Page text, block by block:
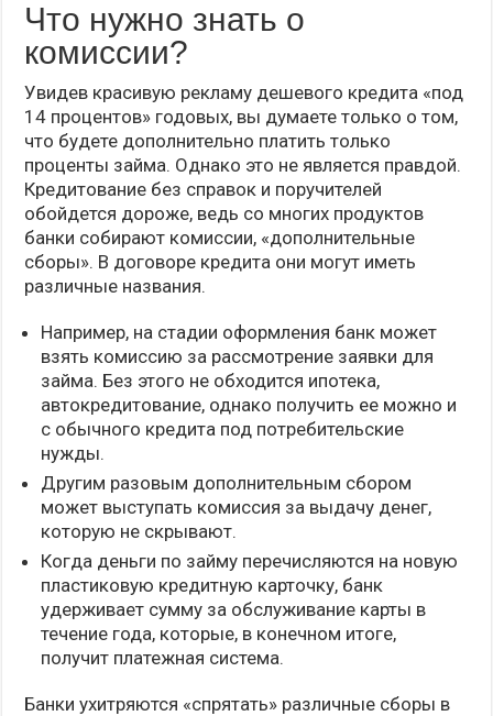
Что нужно знать о
комиссии?
Увидев красивую рекламу дешевого кредита «под
14 процентов» годовых, вы думаете только о том,
что будете дополнительно платить только
проценты займа. Однако это не является правдой.
Кредитование без справок и поручителей
обойдется дороже, ведь со многих продуктов
банки собирают комиссии, «дополнительные
сборы». В договоре кредита они могут иметь
различные названия.
Например, на стадии оформления банк может
взять комиссию за рассмотрение заявки для
займа. Без этого не обходится ипотека,
автокредитование, однако получить ее можно и
с обычного кредита под потребительские
нужды.
Другим разовым дополнительным сбором
может выступать комиссия за выдачу денег,
которую не скрывают.
Когда деньги по займу перечисляются на новую
пластиковую кредитную карточку, банк
удерживает сумму за обслуживание карты в
течение года, которые, в конечном итоге,
получит платежная система.
Банки ухитряются «спрятать» различные сборы в